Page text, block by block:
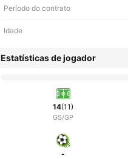
Período do contrato
Idade
Estatísticas de jogador
14(11)
GS/GP
-